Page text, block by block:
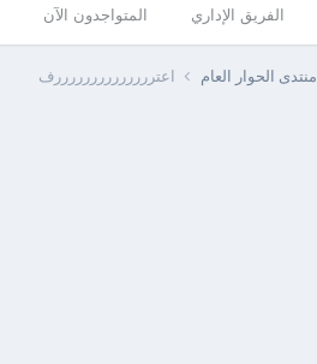
الفريق الإداري المتواجدون الآن
منتدى الحوار العام اعتررررررررررررررف